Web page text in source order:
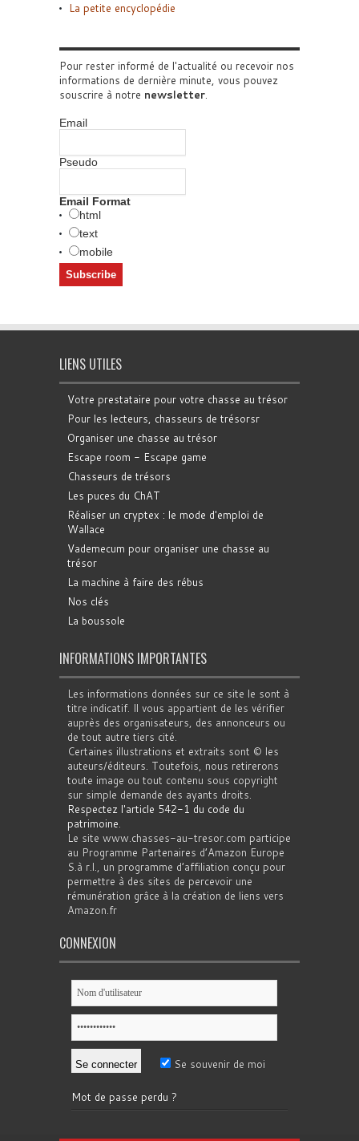
La petite encyclopédie
Pour rester informé de l'actualité ou recevoir nos
informations de dernière minute, vous pouvez
souscrire à notre newsletter.
Email
Pseudo
Email Format
html
text
mobile
LIENS UTILES
Votre prestataire pour votre chasse au trésor
Pour les lecteurs, chasseurs de trésorsr
Organiser une chasse au trésor
Escape room - Escape game
Chasseurs de trésors
Les puces du ChAT
Réaliser un cryptex : le mode d'emploi de
Wallace
Vademecum pour organiser une chasse au
trésor
La machine à faire des rébus
Nos clés
La boussole
INFORMATIONS IMPORTANTES
Les informations données sur ce site le sont à
titre indicatif. Il vous appartient de les vérifier
auprès des organisateurs, des annonceurs ou
de tout autre tiers cité.
Certaines illustrations et extraits sont © les
auteurs/éditeurs. Toutefois, nous retirerons
toute image ou tout contenu sous copyright
sur simple demande des ayants droits.
Respectez l'article 542-1 du code du
patrimoine.
Le site www.chasses-au-tresor.com participe
au Programme Partenaires d’Amazon Europe
S.à r.l., un programme d’affiliation conçu pour
permettre à des sites de percevoir une
rémunération grâce à la création de liens vers
Amazon.fr
CONNEXION
Se souvenir de moi
Mot de passe perdu ?